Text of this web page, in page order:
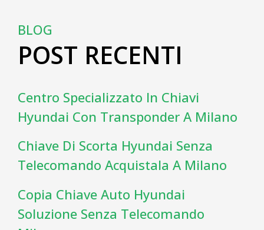
BLOG
POST RECENTI
Centro Specializzato In Chiavi
Hyundai Con Transponder A Milano
Chiave Di Scorta Hyundai Senza
Telecomando Acquistala A Milano
Copia Chiave Auto Hyundai
Soluzione Senza Telecomando